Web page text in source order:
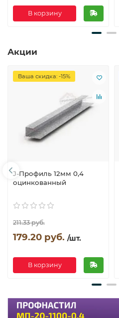
В корзину
Акции
Ваша скидка: -15%
J-Профиль 12мм 0,4
оцинкованный
211.33 руб.
179.20 руб. /шт.
В корзину